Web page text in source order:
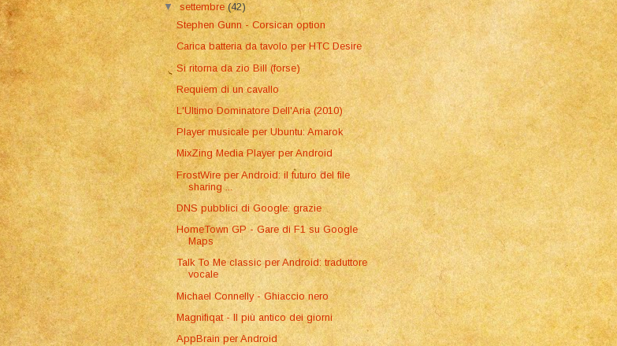
▼settembre(42)
Stephen Gunn - Corsican option
Carica batteria da tavolo per HTC Desire
Si ritorna da zio Bill (forse)
Requiem di un cavallo
L'Ultimo Dominatore Dell'Aria (2010)
Player musicale per Ubuntu: Amarok
MixZing Media Player per Android
FrostWire per Android: il futuro del file
sharing ...
DNS pubblici di Google: grazie
HomeTown GP - Gare di F1 su Google
Maps
Talk To Me classic per Android: traduttore
vocale
Michael Connelly - Ghiaccio nero
Magnifiqat - Il più antico dei giorni
AppBrain per Android